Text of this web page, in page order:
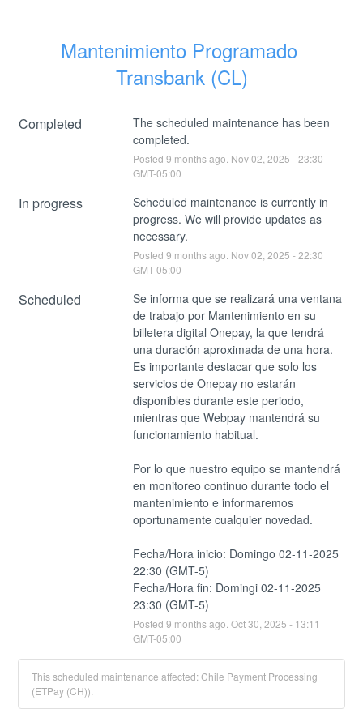
Mantenimiento Programado
Transbank (CL)
Completed
The scheduled maintenance has been
completed.
Posted 9 months ago. Nov02 2025 -23:30
GMT-05:00
In progress
Scheduled maintenance is currently in
progress. We will provide updates as
necessary.
Posted 9 months ago. Nov02 2025 -22:30
GMT-05:00
Scheduled
Se informa que se realizará una ventana
de trabajo por Mantenimiento en su
billetera digital Onepay, la que tendrá
una duración aproximada de una hora.
Es importante destacar que solo los
servicios de Onepay no estarán
disponibles durante este periodo,
mientras que Webpay mantendrá su
funcionamiento habitual.
Por lo que nuestro equipo se mantendrá
en monitoreo continuo durante todo el
mantenimiento e informaremos
oportunamente cualquier novedad.
Fecha/Hora inicio: Domingo 02-11-2025
22:30 (GMT-5)
Fecha/Hora fin: Domingi 02-11-2025
23:30 (GMT-5)
Posted 9 months ago. Oct30 2025 - 13:11
GMT-05:00
This scheduled maintenance affected: Chile Payment Processing
(ETPay (CH)).